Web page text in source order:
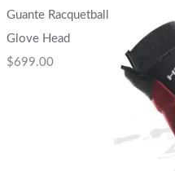
Guante Racquetball
Glove Head
$699.00